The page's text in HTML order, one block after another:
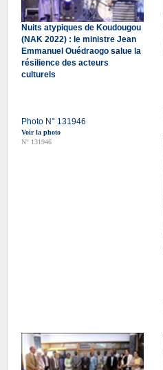
Nuits atypiques de Koudougou
(NAK 2022) : le ministre Jean
Emmanuel Ouédraogo salue la
résilience des acteurs
culturels
Photo N° 131946
Voir la photo
N° 131946